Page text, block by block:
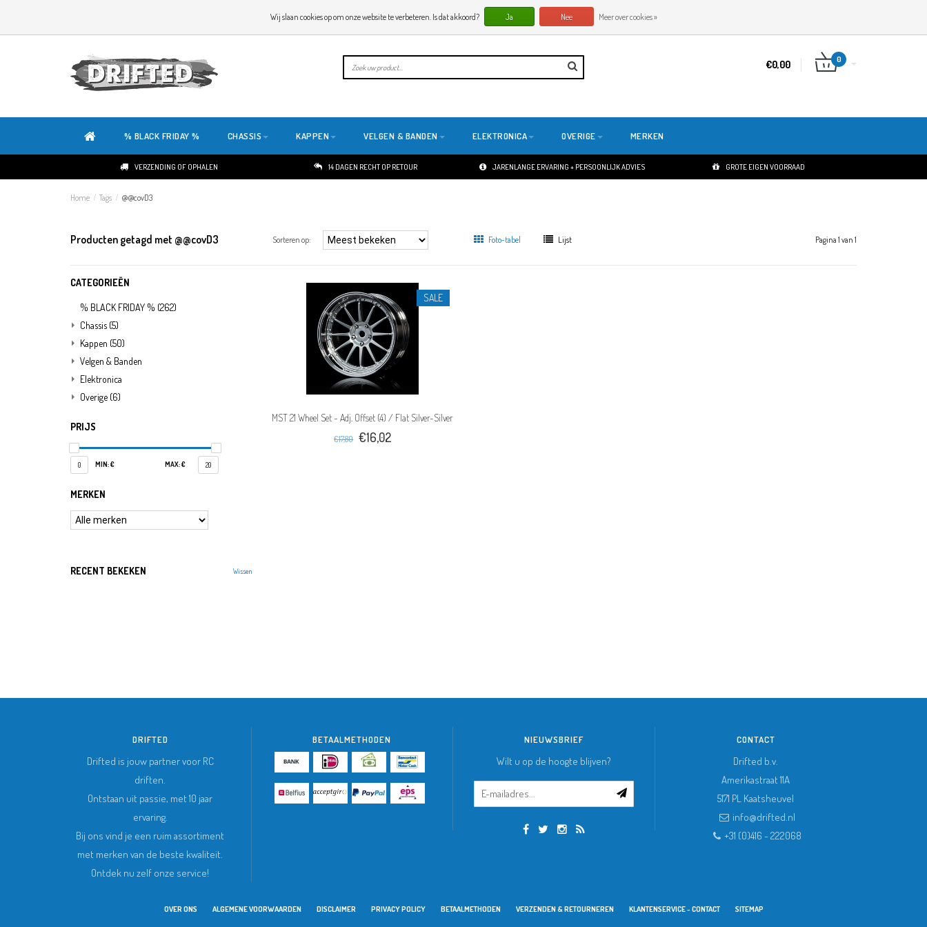
ONZE SITE IS HELEMAAL NIEUW. HEB JE TIPS OF FEEDBACK, KLIK HIER
€0,00 0
% BLACK FRIDAY % CHASSIS KAPPEN VELGEN & BANDEN ELEKTRONICA OVERIGE MERKEN
VERZENDING OF OPHALEN 14 DAGEN RECHT OP RETOUR JARENLANGE ERVARING + PERSOONLIJK ADVIES GROTE EIGEN VOORRAAD
Home / Tags / @@covD3
Producten getagd met @@covD3 Sorteren op: Foto-tabel Lijst Pagina 1 van 1
CATEGORIEËN
% BLACK FRIDAY % (262)
Chassis (5)
Kappen (50)
Velgen & Banden
Elektronica
Overige (6)
PRIJS
0 MIN: € MAX: € 20
MERKEN
RECENT BEKEKEN Wissen
SALE
MST 21 Wheel Set - Adj. Offset (4) / Flat Silver-Silver
€17,80 €16,02
DRIFTED
Drifted is jouw partner voor RC
driften.
Ontstaan uit passie, met 10 jaar
ervaring.
Bij ons vind je een ruim assortiment
met merken van de beste kwaliteit.
Ontdek nu zelf onze service!
BETAALMETHODEN NIEUWSBRIEF
Wilt u op de hoogte blijven?
CONTACT
Drifted b.v.
Amerikastraat 11A
5171 PL Kaatsheuvel
info@drifted.nl
+31 (0)416 - 222068
OVER ONS ALGEMENE VOORWAARDEN DISCLAIMER PRIVACY POLICY BETAALMETHODEN VERZENDEN & RETOURNEREN KLANTENSERVICE - CONTACT SITEMAP
Wij slaan cookies op om onze website te verbeteren. Is dat akkoord? Ja Nee Meer over cookies »